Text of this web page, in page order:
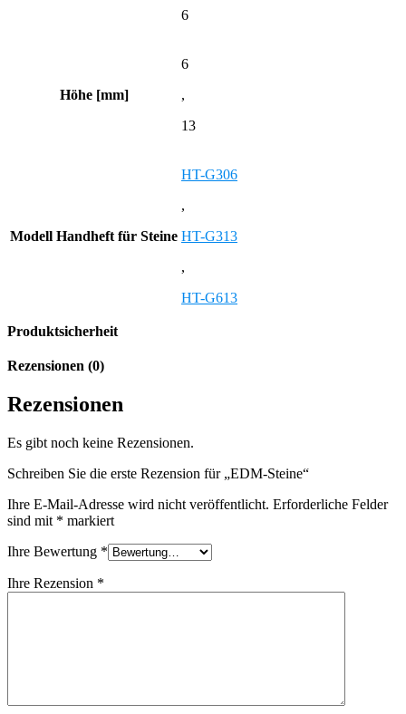
6
Höhe [mm]
6
,
13
Modell Handheft für Steine
HT-G306
,
HT-G313
,
HT-G613
Produktsicherheit
Rezensionen (0)
Rezensionen
Es gibt noch keine Rezensionen.
Schreiben Sie die erste Rezension für „EDM-Steine“
Ihre E-Mail-Adresse wird nicht veröffentlicht. Erforderliche Felder
sind mit * markiert
Ihre Bewertung *
Ihre Rezension *